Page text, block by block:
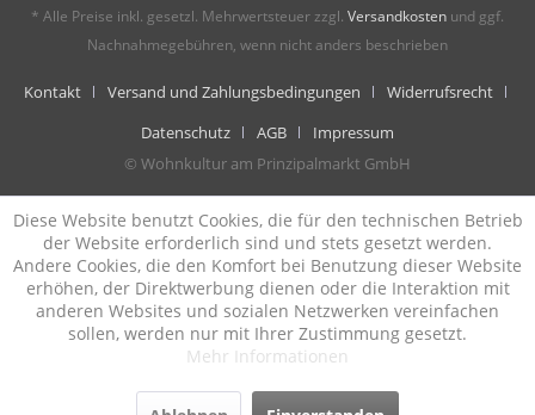
* Alle Preise inkl. gesetzl. Mehrwertsteuer zzgl. Versandkosten und ggf.
Nachnahmegebühren, wenn nicht anders beschrieben
Kontakt Versand und Zahlungsbedingungen
Widerrufsrecht
Datenschutz
AGB
Impressum
© Wohnkultur am Prinzipalmarkt GmbH
Diese Website benutzt Cookies, die für den technischen Betrieb
der Website erforderlich sind und stets gesetzt werden.
Andere Cookies, die den Komfort bei Benutzung dieser Website
erhöhen, der Direktwerbung dienen oder die Interaktion mit
anderen Websites und sozialen Netzwerken vereinfachen
sollen, werden nur mit Ihrer Zustimmung gesetzt.
Mehr Informationen